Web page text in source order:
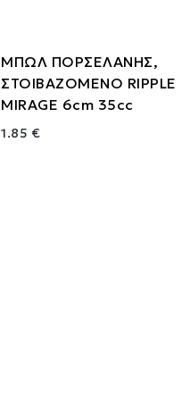
ΜΠΩΛ ΠΟΡΣΕΛΑΝΗΣ,
ΣΤΟΙΒΑΖΟΜΕΝΟ RIPPLE
MIRAGE 6cm 35cc
1.85 €